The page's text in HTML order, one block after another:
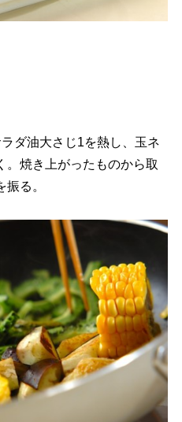
ダ油大さじ1を熱し、玉ネ
。焼き上がったものから取
る。